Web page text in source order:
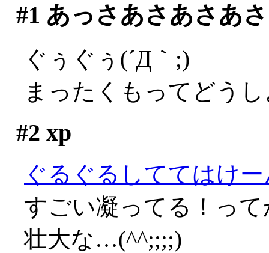
#1 あっさあさあさあ
ぐぅぐぅ(´Д｀;)
まったくもってどう
#2 xp
ぐるぐるしててはけ
すごい凝ってる！っ
壮大な…(^^;;;;)